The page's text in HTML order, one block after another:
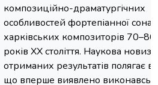
композиційно-драматургічних
особливостей фортепіанної
харківських композиторів
років ХХ століття. Наукова
отриманих результатів полягає в
що вперше виявлено